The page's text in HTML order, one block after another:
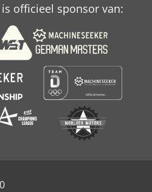
officieel sponsor van: